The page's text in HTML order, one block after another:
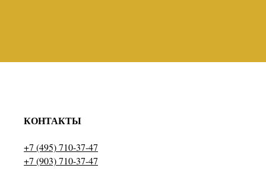
КОНТАКТЫ
+7 (495) 710-37-47
+7 (903) 710-37-47